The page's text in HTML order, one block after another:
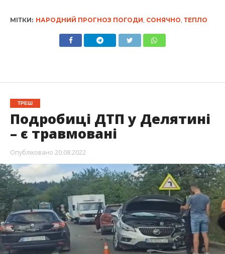
МІТКИ: НАРОДНИЙ ПРОГНОЗ ПОГОДИ СОНЯЧНО ТЕПЛО
ТРЕШ
Подробиці ДТП у Делятині
– є травмовані
Опубліковано 20.08.2022